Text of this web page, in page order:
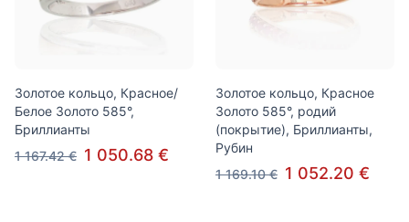
Золотое кольцо, Красное/
Белое Золото 585°,
Бриллианты
1 167.42 € 1 050.68 €
Золотое кольцо, Красное
Золото 585°, родий
(покрытие), Бриллианты,
Рубин
1 169.10 € 1 052.20 €